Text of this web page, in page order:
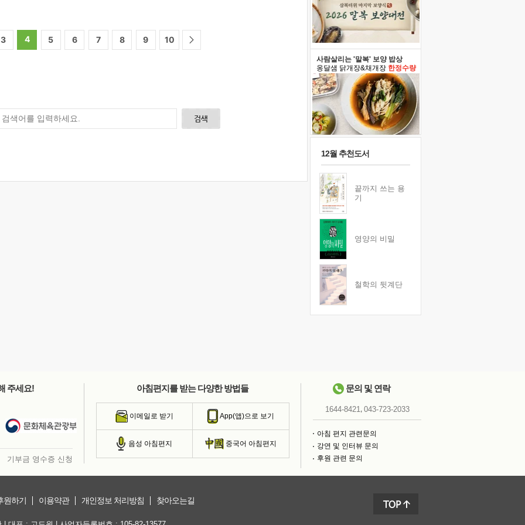
3 4 5 6 7 8 9 10
사람살리는 '말복' 보양 밥상
옹달샘 닭개장&채개장 한정수량
12월 추천도서
끝까지 쓰는 용
기
영양의 비밀
철학의 뒷계단
주세요!
기부금 영수증 신청
아침편지를 받는 다양한 방법들
이메일로 받기 App(앱)으로 보기
음성 아침편지 중국어 아침편지
문의 및 연락
1644-8421, 043-723-2033
아침 편지 관련문의
강연 및 인터뷰 문의
후원 관련 문의
원하기 이용약관 개인정보 처리방침 찾아오는길